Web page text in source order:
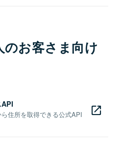
のお客さま向け
住所を取得できる公式API